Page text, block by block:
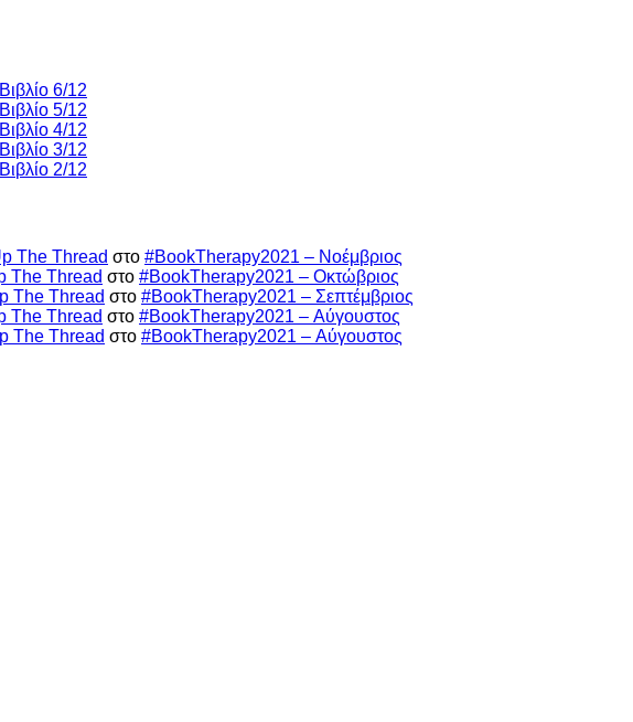
6/12
5/12
4/12
3/12
2/12
The Thread στο #BookTherapy2021 – Νοέμβριος
The Thread στο #BookTherapy2021 – Οκτώβριος
The Thread στο #BookTherapy2021 – Σεπτέμβριος
The Thread στο #BookTherapy2021 – Αύγουστος
The Thread στο #BookTherapy2021 – Αύγουστος